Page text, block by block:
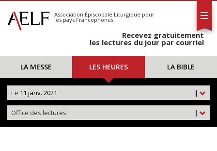
S'abonner
Calendrier
Association Épiscopale Liturgique pour
les pays Francophones
Recevez gratuitement
les lectures du jour par courriel
LA MESSE LES HEURES LA BIBLE
|
Le 11 janv. 2021
|
Office des lectures